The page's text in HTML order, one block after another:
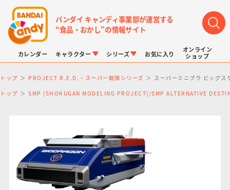
バンダイ キャンディ事業部が運営する
“食品・おかし”の情報サイト
カレンダー キャラクター
LINK TRAVELERS プリキュアシリーズ
シリーズ
チョコボックス チョコサプ
お気に入り
オンライン
ショップ
トップ PROJECT R.E.D.・スーパー戦隊シリーズ スーパーミニプラ ビッグ
トップ SMP [SHOKUGAN MODELING PROJECT]/SMP ALTERNATIVE